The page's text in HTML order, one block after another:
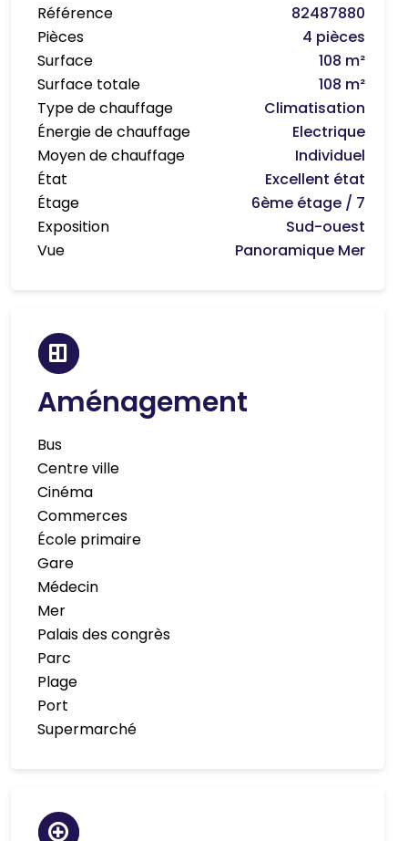
Référence
82487880
Pièces
4 pièces
Surface
108 m²
Surface totale
108 m²
Type de chauffage
Climatisation
Énergie de chauffage
Electrique
Moyen de chauffage
Individuel
État
Excellent état
Étage
6ème étage / 7
Exposition
Sud-ouest
Vue
Panoramique Mer
Aménagement
Bus
Centre ville
Cinéma
Commerces
École primaire
Gare
Médecin
Mer
Palais des congrès
Parc
Plage
Port
Supermarché